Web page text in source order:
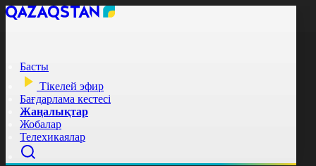
Басты
Тікелей эфир
Бағдарлама кестесі
Жаңалықтар
Жобалар
Телехикаялар